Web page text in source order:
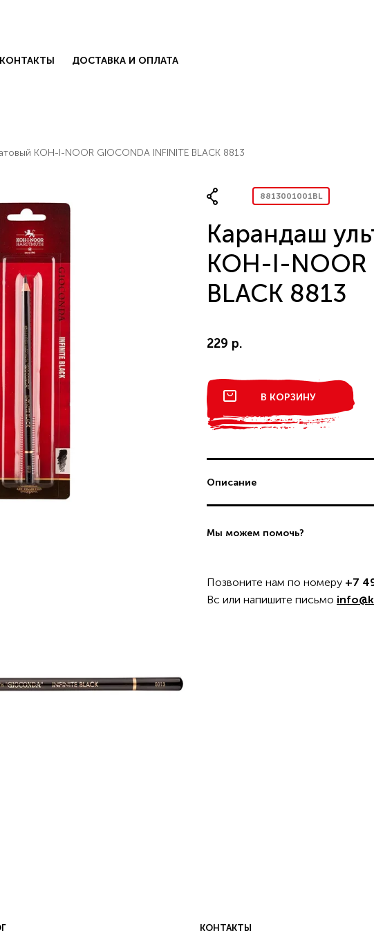
КОНТАКТЫ ДОСТАВКА И ОПЛАТА
КОЛЛЕКЦИИ
БЛОГ
КОНТАКТЫ
KOH-I-NOOR GIOCONDA INFINITE BLACK 8813
8813001001BL
Карандаш
KOH-I-NOOR
BLACK 8813
229 р.
В КОРЗИНУ
Описание
Мы можем помочь?
Позвоните нам по номеру +7
Вс или напишите письмо
Поделиться
Товар добавлен в корзину
ОФОРМИТЬ ЗАКАЗ
КОНТАКТЫ
с нами
по интернет-магазину Вопрос по